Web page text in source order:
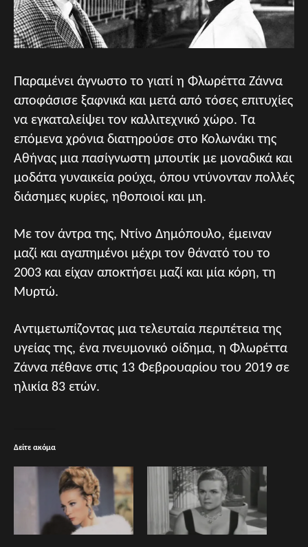
Παραμένει άγνωστο το γιατί η Φλωρέττα Ζάννα
αποφάσισε ξαφνικά και μετά από τόσες επιτυχίες
να εγκαταλείψει τον καλλιτεχνικό χώρο. Τα
επόμενα χρόνια διατηρούσε στο Κολωνάκι της
Αθήνας μια πασίγνωστη μπουτίκ με μοναδικά και
μοδάτα γυναικεία ρούχα, όπου ντύνονταν πολλές
διάσημες κυρίες, ηθοποιοί και μη.
Με τον άντρα της, Ντίνο Δημόπουλο, έμειναν
μαζί και αγαπημένοι μέχρι τον θάνατό του το
2003 και είχαν αποκτήσει μαζί και μία κόρη, τη
Μυρτώ.
Αντιμετωπίζοντας μια τελευταία περιπέτεια της
υγείας της, ένα πνευμονικό οίδημα, η Φλωρέττα
Ζάννα πέθανε στις 13 Φεβρουαρίου του 2019 σε
ηλικία 83 ετών.
Δείτε ακόμα